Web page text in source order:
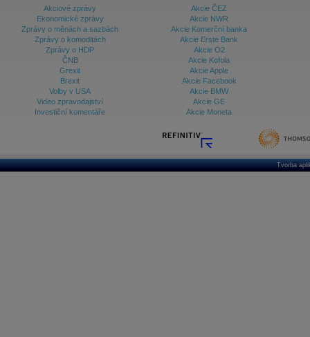
Akciové zprávy
Ekonomické zprávy
Zprávy o měnách a sazbách
Zprávy o komoditách
Zprávy o HDP
ČNB
Grexit
Brexit
Volby v USA
Video zpravodajství
Investiční komentáře
Akcie ČEZ
Akcie NWR
Akcie Komerční banka
Akcie Erste Bank
Akcie O2
Akcie Kofola
Akcie Apple
Akcie Facebook
Akcie BMW
Akcie GE
Akcie Moneta
Tvorba